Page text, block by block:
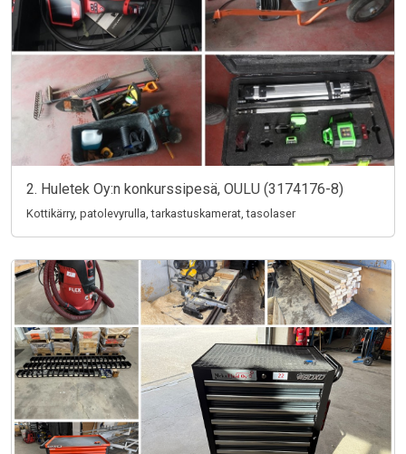
2. Huletek Oy:n konkurssipesä, OULU (3174176-8)
Kottikärry, patolevyrulla, tarkastuskamerat, tasolaser